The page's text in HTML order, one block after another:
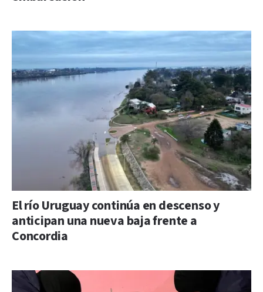
El río Uruguay continúa en descenso y
anticipan una nueva baja frente a
Concordia